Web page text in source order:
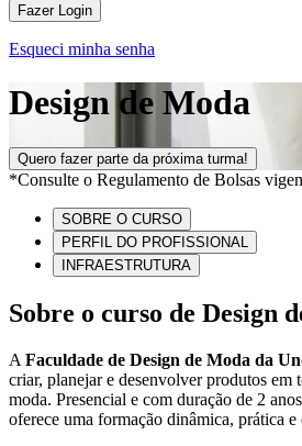
Fazer Login
Esqueci minha senha
Design de Moda
Quero fazer parte da próxima turma!
*Consulte o Regulamento de Bolsas
SOBRE O CURSO
PERFIL DO PROFISSIONAL
INFRAESTRUTURA
Sobre o curso de Design
A Faculdade de Design de Moda da
criar, planejar e desenvolver produtos em
moda. Presencial e com duração de 2
oferece uma formação dinâmica, prática e